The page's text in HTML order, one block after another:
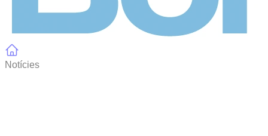
Notícies